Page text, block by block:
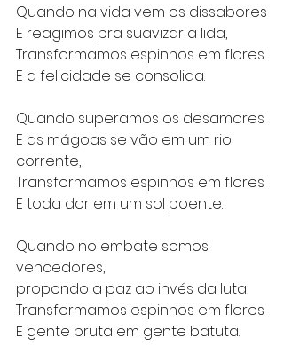
Quando na vida vem os dissabores
E reagimos pra suavizar a lida,
Transformamos espinhos em flores
E a felicidade se consolida.
Quando superamos os desamores
E as mágoas se vão em um rio
corrente,
Transformamos espinhos em flores
E toda dor em um sol poente.
Quando no embate somos
vencedores,
propondo a paz ao invés da luta,
Transformamos espinhos em flores
E gente bruta em gente batuta.